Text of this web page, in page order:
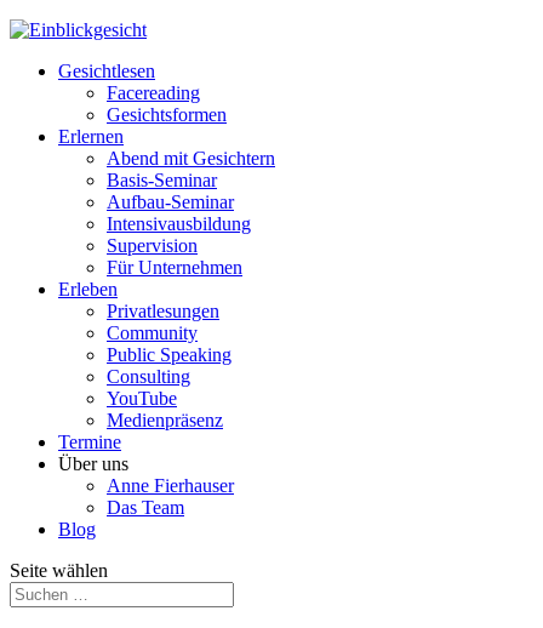
Gesichtlesen
Facereading
Gesichtsformen
Erlernen
Abend mit Gesichtern
Basis-Seminar
Aufbau-Seminar
Intensivausbildung
Supervision
Für Unternehmen
Erleben
Privatlesungen
Community
Public Speaking
Consulting
YouTube
Medienpräsenz
Termine
Über uns
Anne Fierhauser
Das Team
Blog
Seite wählen